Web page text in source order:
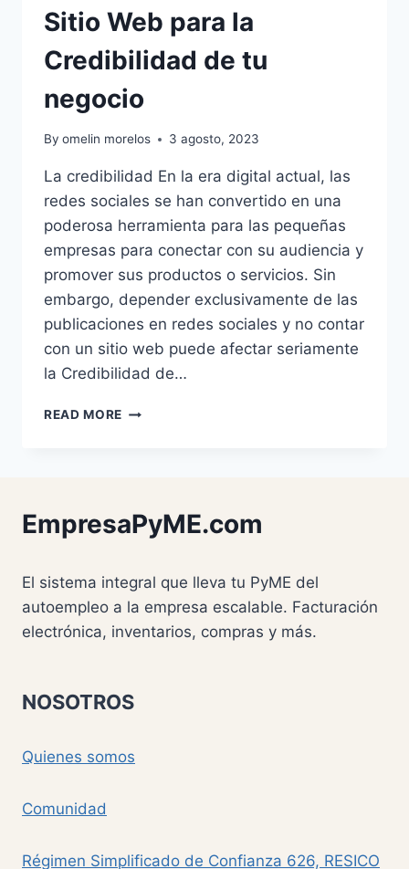
Sitio Web para la
Credibilidad de tu
negocio
By omelin morelos 3 agosto, 2023
La credibilidad En la era digital actual, las
redes sociales se han convertido en una
poderosa herramienta para las pequeñas
empresas para conectar con su audiencia y
promover sus productos o servicios. Sin
embargo, depender exclusivamente de las
publicaciones en redes sociales y no contar
con un sitio web puede afectar seriamente
la Credibilidad de…
READ MORE LA
PARA
DE
TU
NEGOCIO
EmpresaPyME.com
El sistema integral que lleva tu PyME del
autoempleo a la empresa escalable. Facturación
electrónica, inventarios, compras y más.
NOSOTROS
Quienes somos
Comunidad
Régimen Simplificado de Confianza 626, RESICO